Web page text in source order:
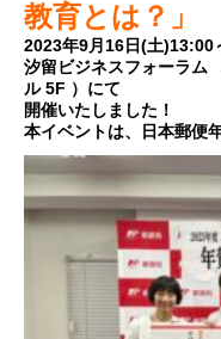
教育とは？」
2023年9月16日(土)13:00
汐留ビジネスフォーラム
ル 5F ）にて
開催いたしました！
本イベントは、日本郵便